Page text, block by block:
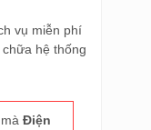
vụ miễn phí
hệ thống
Điện